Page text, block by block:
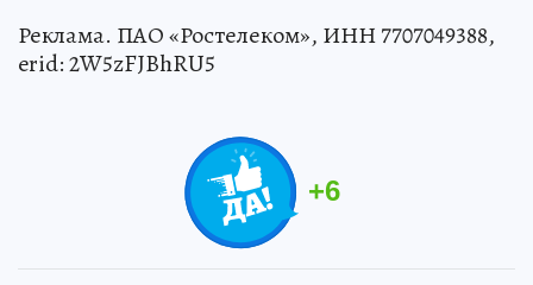
Реклама. ПАО «Ростелеком», ИНН 7707049388,
erid: 2W5zFJBhRU5
+6